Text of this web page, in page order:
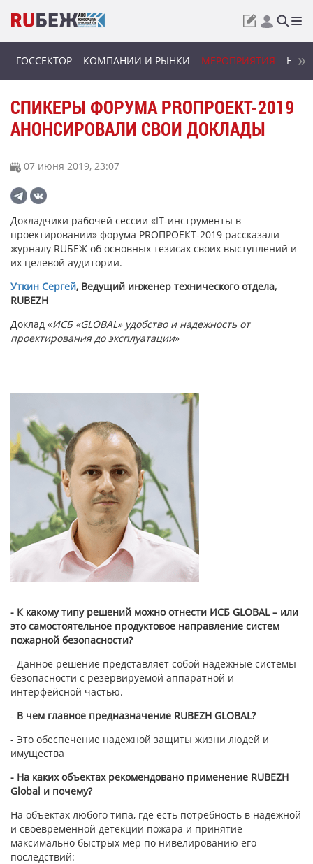
ГОССЕКТОР КОМПАНИИ И РЫНКИ МЕРОПРИЯТИЯ
СПИКЕРЫ ФОРУМА PROПРОЕКТ-2019
АНОНСИРОВАЛИ СВОИ ДОКЛАДЫ
07 июня 2019, 23:07
Докладчики рабочей сессии «IT-инструменты в
проектировании» форума PROПРОЕКТ-2019 рассказали
журналу RUБЕЖ об основных тезисах своих выступлений и
их целевой аудитории.
Уткин Сергей, Ведущий инженер технического отдела,
RUBEZH
Доклад «ИСБ «GLOBAL» удобство и надежность от
проектирования до эксплуатации»
- К какому типу решений можно отнести ИСБ GLOBAL – или
это самостоятельное продуктовое направление систем
пожарной безопасности?
- Данное решение представляет собой надежные системы
безопасности с резервируемой аппаратной и
интерфейсной частью.
- В чем главное предназначение RUBEZH GLOBAL?
- Это обеспечение надежной защиты жизни людей и
имущества
- На каких объектах рекомендовано применение RUBEZH
Global и почему?
На объектах любого типа, где есть потребность в надежной
и своевременной детекции пожара и принятие
максимально быстрых мер по нивелированию его
последствий: